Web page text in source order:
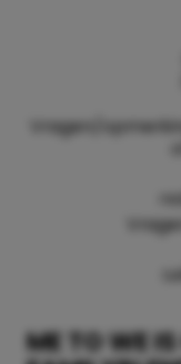
ME TO WE
Vragen/